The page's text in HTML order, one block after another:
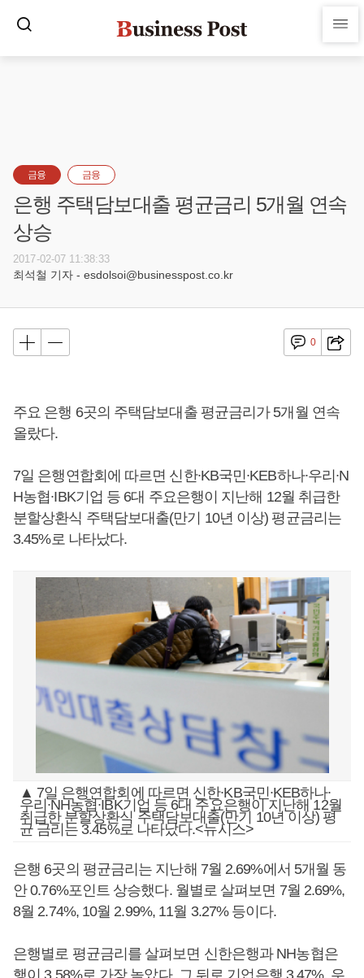
금융 금융
은행 주택담보대출 평균금리 5개월 연속
상승
2017-02-07 11:38:33
최석철 기자 - esdolsoi@businesspost.co.kr
0
주요 은행 6곳의 주택담보대출 평균금리가 5개월 연속
올랐다.
7일 은행연합회에 따르면 신한∙KB국민∙KEB하나∙우리∙N
H농협∙IBK기업 등 6대 주요은행이 지난해 12월 취급한
분할상환식 주택담보대출(만기 10년 이상) 평균금리는
3.45%로 나타났다.
▲ 7일 은행연합회에 따르면 신한∙KB국민∙KEB하나∙
우리∙NH농협∙IBK기업 등 6대 주요은행이 지난해 12월
취급한 분할상환식 주택담보대출(만기 10년 이상) 평
균 금리는 3.45%로 나타났다.<뉴시스>
은행 6곳의 평균금리는 지난해 7월 2.69%에서 5개월 동
안 0.76%포인트 상승했다. 월별로 살펴보면 7월 2.69%,
8월 2.74%, 10월 2.99%, 11월 3.27% 등이다.
은행별로 평균금리를 살펴보면 신한은행과 NH농협은
행이 3.58%로 가장 높았다. 그 뒤로 기업은행 3.47%, 우